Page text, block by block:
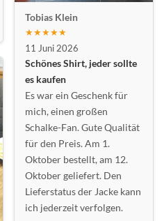
Tobias Klein
★★★★★
11 Juni 2026
Schönes Shirt, jeder sollte
es kaufen
Es war ein Geschenk für
mich, einen großen
Schalke-Fan. Gute Qualität
für den Preis. Am 1.
Oktober bestellt, am 12.
Oktober geliefert. Den
Lieferstatus der Jacke kann
ich jederzeit verfolgen.